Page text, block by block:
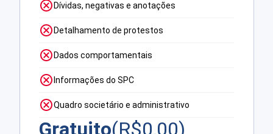
Dívidas, negativas e anotações
Detalhamento de protestos
Dados comportamentais
Informações do SPC
Quadro societário e administrativo